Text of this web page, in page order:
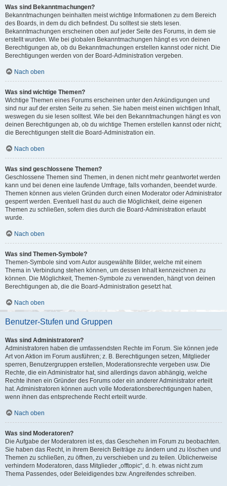
Was sind Bekanntmachungen?
Bekanntmachungen beinhalten meist wichtige Informationen zu dem Bereich
des Boards, in dem du dich befindest. Du solltest sie stets lesen.
Bekanntmachungen erscheinen oben auf jeder Seite des Forums, in dem sie
erstellt wurden. Wie bei globalen Bekanntmachungen hängt es von deinen
Berechtigungen ab, ob du Bekanntmachungen erstellen kannst oder nicht. Die
Berechtigungen werden von der Board-Administration vergeben.
Nach oben
Was sind wichtige Themen?
Wichtige Themen eines Forums erscheinen unter den Ankündigungen und
sind nur auf der ersten Seite zu sehen. Sie haben meist einen wichtigen Inhalt,
weswegen du sie lesen solltest. Wie bei den Bekanntmachungen hängt es von
deinen Berechtigungen ab, ob du wichtige Themen erstellen kannst oder nicht;
die Berechtigungen stellt die Board-Administration ein.
Nach oben
Was sind geschlossene Themen?
Geschlossene Themen sind Themen, in denen nicht mehr geantwortet werden
kann und bei denen eine laufende Umfrage, falls vorhanden, beendet wurde.
Themen können aus vielen Gründen durch einen Moderator oder Administrator
gesperrt werden. Eventuell hast du auch die Möglichkeit, deine eigenen
Themen zu schließen, sofern dies durch die Board-Administration erlaubt
wurde.
Nach oben
Was sind Themen-Symbole?
Themen-Symbole sind vom Autor ausgewählte Bilder, welche mit einem
Thema in Verbindung stehen können, um dessen Inhalt kennzeichnen zu
können. Die Möglichkeit, Themen-Symbole zu verwenden, hängt von deinen
Berechtigungen ab, die die Board-Administration gesetzt hat.
Nach oben
Benutzer-Stufen und Gruppen
Was sind Administratoren?
Administratoren haben die umfassendsten Rechte im Forum. Sie können jede
Art von Aktion im Forum ausführen; z. B. Berechtigungen setzen, Mitglieder
sperren, Benutzergruppen erstellen, Moderationsrechte vergeben usw. Die
Rechte, die ein Administrator hat, sind allerdings davon abhängig, welche
Rechte ihnen ein Gründer des Forums oder ein anderer Administrator erteilt
hat. Administratoren können auch volle Moderationsberechtigungen haben,
wenn ihnen das entsprechende Recht erteilt wurde.
Nach oben
Was sind Moderatoren?
Die Aufgabe der Moderatoren ist es, das Geschehen im Forum zu beobachten.
Sie haben das Recht, in ihrem Bereich Beiträge zu ändern und zu löschen und
Themen zu schließen, zu öffnen, zu verschieben und zu teilen. Üblicherweise
verhindern Moderatoren, dass Mitglieder „offtopic“, d. h. etwas nicht zum
Thema Passendes, oder Beleidigendes bzw. Angreifendes schreiben.